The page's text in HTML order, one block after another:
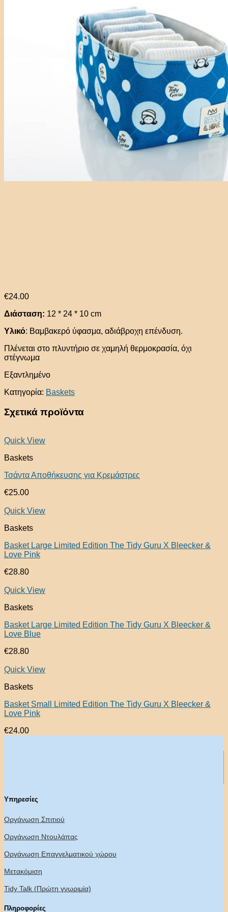
Κανένα προϊόν στο καλάθι σας.
Κανένα προϊόν στο καλάθι σας.
€24.00
Διάσταση: 12 * 24 * 10 cm
Υλικό: Βαμβακερό ύφασμα, αδιάβροχη επένδυση.
Πλένεται στο πλυντήριο σε χαμηλή θερμοκρασία, όχι
στέγνωμα
Εξαντλημένο
Κατηγορία: Baskets
Σχετικά προϊόντα
Quick View
Baskets
Τσάντα Αποθήκευσης για Κρεμάστρες
€25.00
Quick View
Baskets
Basket Large Limited Edition The Tidy Guru X Bleecker &
Love Pink
€28.80
Quick View
Baskets
Basket Large Limited Edition The Tidy Guru X Bleecker &
Love Blue
€28.80
Quick View
Baskets
Basket Small Limited Edition The Tidy Guru X Bleecker &
Love Pink
€24.00
Υπηρεσίες
Οργάνωση Σπιτιού
Οργάνωση Ντουλάπας
Οργάνωση Επαγγελματικού χώρου
Μετακόμιση
Tidy Talk (Πρώτη γνωριμία)
Πληροφορίες